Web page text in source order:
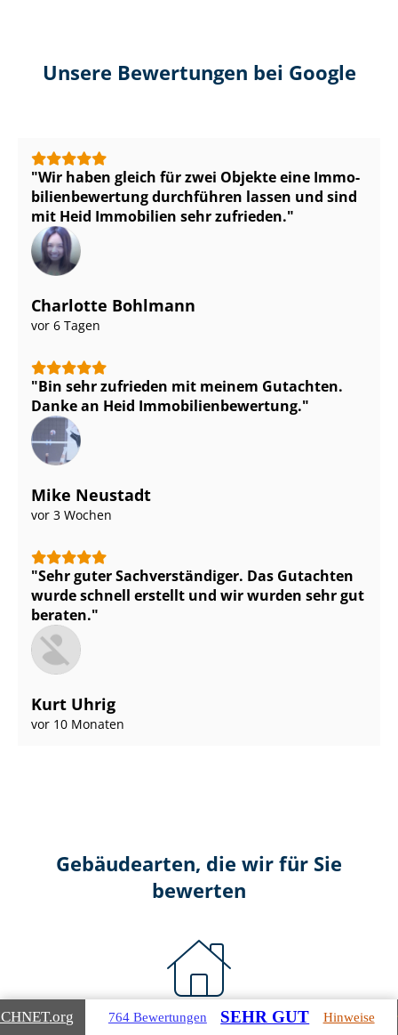
Unsere Bewertungen bei Google
Wir haben gleich für zwei Objekte eine Im­mo­
bi­li­en­be­wer­tung durchführen lassen und sind
mit Heid Immobilien sehr zufrieden.
Charlotte Bohlmann
vor 6 Tagen
Bin sehr zufrieden mit meinem Gutachten.
Danke an Heid Im­mo­bi­li­en­be­wer­tung.
Mike Neustadt
vor 3 Wochen
Sehr guter Sach­ver­stän­di­ger. Das Gutachten
wurde schnell erstellt und wir wurden sehr gut
beraten.
Kurt Uhrig
vor 10 Monaten
Gebäudearten, die wir für Sie
bewerten
Wohnimmobilien
.org 764 Bewertungen SEHR GUT Hinweise